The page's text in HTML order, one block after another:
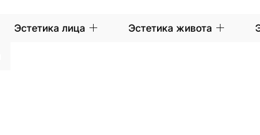
Эстетика лица Эстетика живота